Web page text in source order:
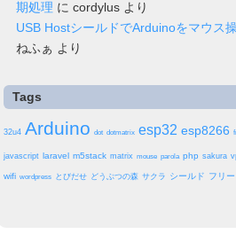
期処理 に cordylusより
USB HostシールドでArduinoをマウス
ねふぁ より
Tags
32u4 Arduino dot dotmatrix esp32 esp8266
javascript laravel m5stack matrix mouse parola php sakura
wifi wordpress とびだせ どうぶつの森 サクラ シールド フリー